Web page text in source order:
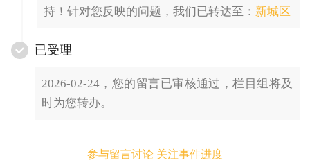
持！针对您反映的问题，我们已转达至： 新城区
已受理
2026-02-24，您的留言已审核通过，栏目组将及
时为您转办。
参与留言讨论 关注事件进度